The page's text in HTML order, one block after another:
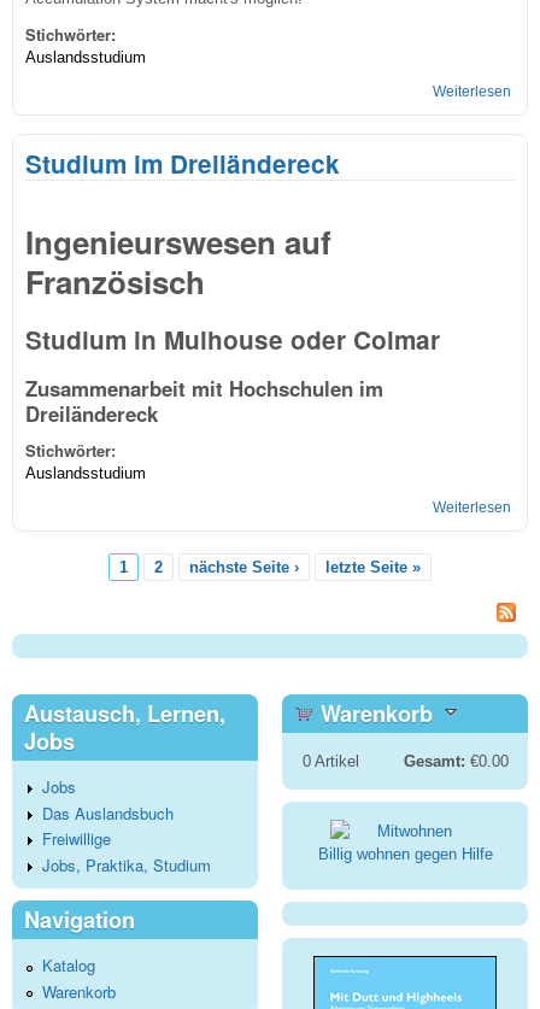
Stichwörter:
Auslandsstudium
Weiterlesen
Studium im Dreiländereck
Ingenieurswesen auf
Französisch
Studium in Mulhouse oder Colmar
Zusammenarbeit mit Hochschulen im
Dreiländereck
Stichwörter:
Auslandsstudium
Weiterlesen
1 2 nächste Seite › letzte Seite »
Austausch, Lernen,
Jobs
Jobs
Das Auslandsbuch
Freiwillige
Jobs, Praktika, Studium
Navigation
Katalog
Warenkorb
Warenkorb
0Artikel Gesamt: €0.00
Billig wohnen gegen Hilfe